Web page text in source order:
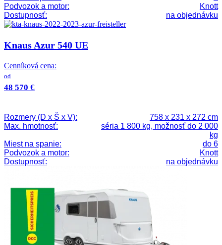
Podvozok a motor:
Knott
Dostupnosť:
na objednávku
Knaus Azur 540 UE
Cenníková cena:
od
48 570 €
Rozmery (D x Š x V):
758 x 231 x 272 cm
Max. hmotnosť:
séria 1 800 kg, možnosť do 2 000
kg
Miest na spanie:
do 6
Podvozok a motor:
Knott
Dostupnosť:
na objednávku